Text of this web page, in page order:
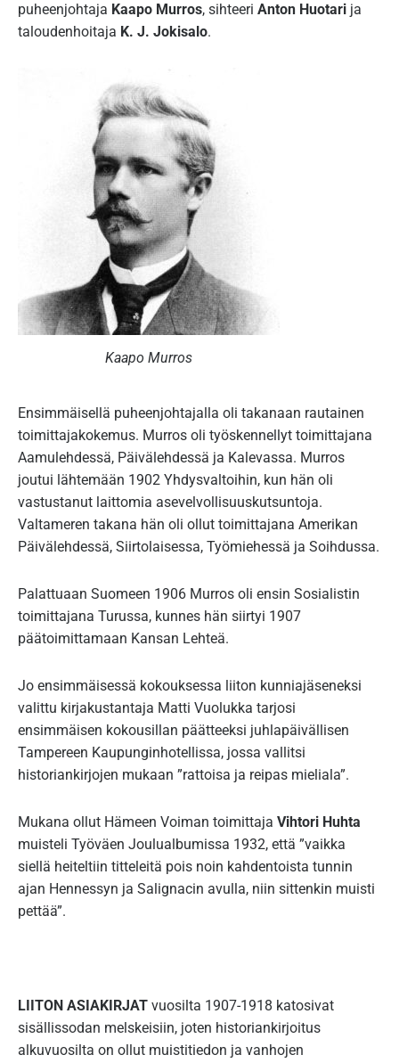
puheenjohtaja Kaapo Murros, sihteeri Anton Huotari ja
taloudenhoitaja K. J. Jokisalo.
Kaapo Murros
Ensimmäisellä puheenjohtajalla oli takanaan rautainen
toimittajakokemus. Murros oli työskennellyt toimittajana
Aamulehdessä, Päivälehdessä ja Kalevassa. Murros
joutui lähtemään 1902 Yhdysvaltoihin, kun hän oli
vastustanut laittomia asevelvollisuuskutsuntoja.
Valtameren takana hän oli ollut toimittajana Amerikan
Päivälehdessä, Siirtolaisessa, Työmiehessä ja Soihdussa.
Palattuaan Suomeen 1906 Murros oli ensin Sosialistin
toimittajana Turussa, kunnes hän siirtyi 1907
päätoimittamaan Kansan Lehteä.
Jo ensimmäisessä kokouksessa liiton kunniajäseneksi
valittu kirjakustantaja Matti Vuolukka tarjosi
ensimmäisen kokousillan päätteeksi juhlapäivällisen
Tampereen Kaupunginhotellissa, jossa vallitsi
historiankirjojen mukaan ”rattoisa ja reipas mieliala”.
Mukana ollut Hämeen Voiman toimittaja Vihtori Huhta
muisteli Työväen Joulualbumissa 1932, että ”vaikka
siellä heiteltiin titteleitä pois noin kahdentoista tunnin
ajan Hennessyn ja Salignacin avulla, niin sittenkin muisti
pettää”.
LIITON ASIAKIRJAT vuosilta 1907-1918 katosivat
sisällissodan melskeisiin, joten historiankirjoitus
alkuvuosilta on ollut muistitiedon ja vanhojen